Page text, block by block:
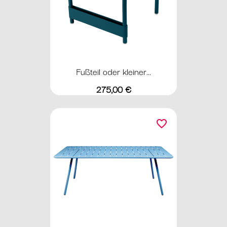
Fußteil oder kleiner...
Preis
275,00 €
favorite_border